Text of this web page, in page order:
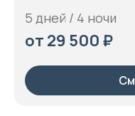
5 дней / 4 ночи
от 29 500 ₽